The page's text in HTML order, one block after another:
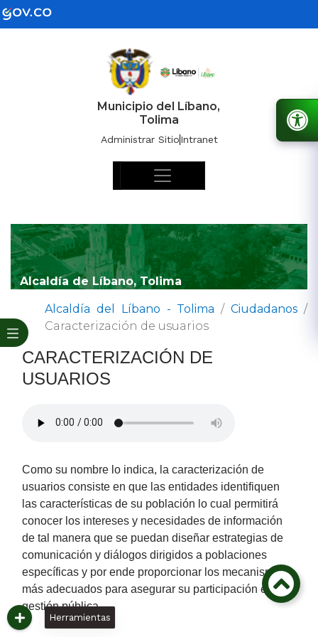
Municipio del Líbano,
Tolima
Administrar SitioIntranet
Alcaldía de Líbano, Tolima
Alcaldía del Líbano - Tolima /Ciudadanos /
Caracterización de usuarios
CARACTERIZACIÓN DE
USUARIOS
​​​Como su nombre lo indica, la caracterización de
usuarios consiste en que las entidades identifiquen
las características de su población lo cual permitirá
conocer los intereses y necesidades de información
de tal manera que se puedan diseñar estrategias de
comunicación y diálogos dirigidos a poblaciones
específicas y por ende proporcionar los mecanismos
más adecuados para asegurar su participación en la
gestión pública.
Herramientas